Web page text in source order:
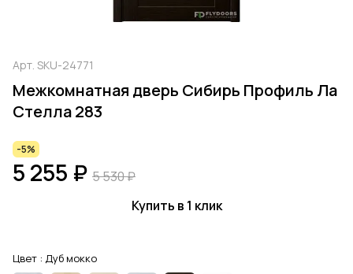
Арт. SKU-24771
Межкомнатная дверь Сибирь Профиль Ла
Стелла 283
-5%
5 255 ₽ 5 530 ₽
Купить в 1 клик
Цвет : Дуб мокко